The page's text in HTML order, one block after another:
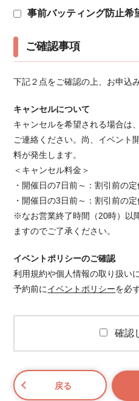
事前バッティング防止希
ご確認事項
下記２点をご確認の上、お申込
キャンセルについて
キャンセルを希望される場合は
ご連絡ください。 尚、イベント
料が発生します。
＜キャンセル料金＞
・開催日の7日前～：割引前の
・開催日の3日前～：割引前の
※なお営業終了時間（20時）以
ますのでご了承ください。
イベントポリシーのご確認
利用規約や個人情報の取り扱い
予約前にイベントポリシーを必
確認